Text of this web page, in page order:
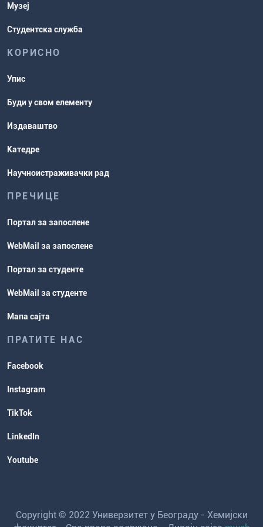
Музеј
Студентска служба
КОРИСНО
Упис
Буди у свом елементу
Издаваштво
Катедре
Научноистраживачки рад
ПРЕЧИЦЕ
Портал за запослене
WebMail за запослене
Портал за студенте
WebMail за студенте
Мапа сајта
ПРАТИТЕ НАС
Facebook
Instagram
TikTok
LinkedIn
Youtube
Copyright © 2022 Универзитет у Београду - Хемијски